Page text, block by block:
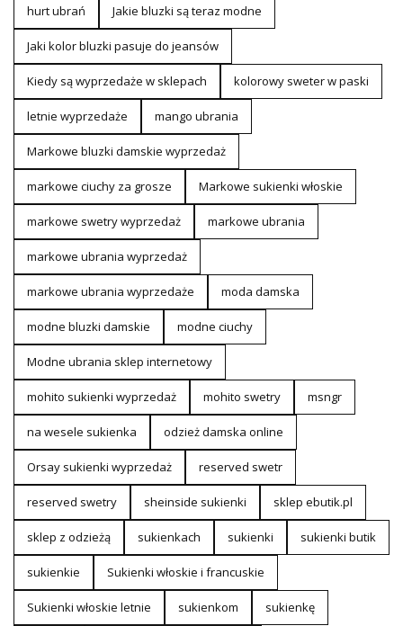
hurt ubrań Jakie bluzki są teraz modne
Jaki kolor bluzki pasuje do jeansów
Kiedy są wyprzedaże w sklepach kolorowy sweter w paski
letnie wyprzedaże mango ubrania
Markowe bluzki damskie wyprzedaż
markowe ciuchy za grosze Markowe sukienki włoskie
markowe swetry wyprzedaż markowe ubrania
markowe ubrania wyprzedaż
markowe ubrania wyprzedaże moda damska
modne bluzki damskie modne ciuchy
Modne ubrania sklep internetowy
mohito sukienki wyprzedaż mohito swetry msngr
na wesele sukienka odzież damska online
Orsay sukienki wyprzedaż reserved swetr
reserved swetry sheinside sukienki sklep ebutik.pl
sklep z odzieżą sukienkach sukienki sukienki butik
sukienkie Sukienki włoskie i francuskie
Sukienki włoskie letnie sukienkom sukienkę